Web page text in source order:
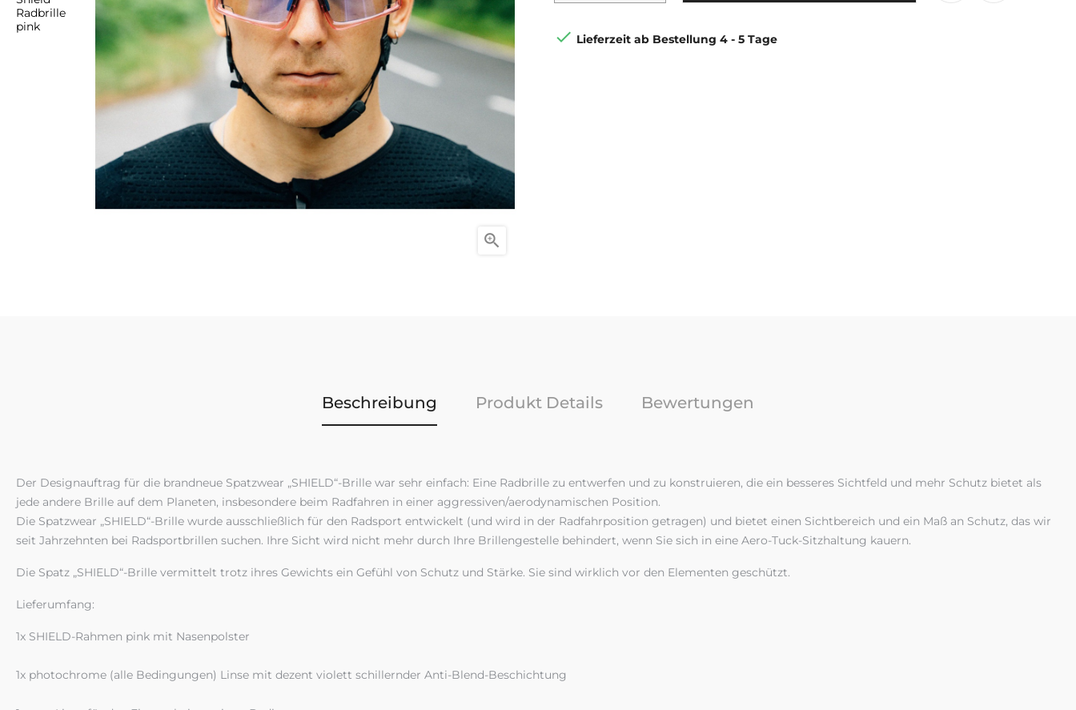

 Lieferzeit ab Bestellung 4 - 5 Tage
Beschreibung Produkt Details Bewertungen
Der Designauftrag für die brandneue Spatzwear „SHIELD“-Brille war sehr einfach: Eine Radbrille zu entwerfen und zu konstruieren, die ein besseres Sichtfeld und mehr Schutz bietet als
jede andere Brille auf dem Planeten, insbesondere beim Radfahren in einer aggressiven/aerodynamischen Position.
Die Spatzwear „SHIELD“-Brille wurde ausschließlich für den Radsport entwickelt (und wird in der Radfahrposition getragen) und bietet einen Sichtbereich und ein Maß an Schutz, das wir
seit Jahrzehnten bei Radsportbrillen suchen. Ihre Sicht wird nicht mehr durch Ihre Brillengestelle behindert, wenn Sie sich in eine Aero-Tuck-Sitzhaltung kauern.
Die Spatz „SHIELD“-Brille vermittelt trotz ihres Gewichts ein Gefühl von Schutz und Stärke. Sie sind wirklich vor den Elementen geschützt.
Lieferumfang:
1x SHIELD-Rahmen pink mit Nasenpolster
1x photochrome (alle Bedingungen) Linse mit dezent violett schillernder Anti-Blend-Beschichtung